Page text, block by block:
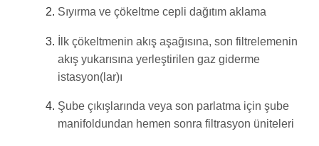
Sıyırma ve çökeltme cepli dağıtım aklama
İlk çökeltmenin akış aşağısına, son filtrelemenin
akış yukarısına yerleştirilen gaz giderme
istasyon(lar)ı
Şube çıkışlarında veya son parlatma için şube
manifoldundan hemen sonra filtrasyon üniteleri